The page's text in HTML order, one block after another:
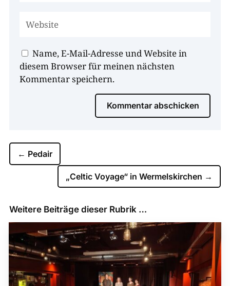
Name, E-Mail-Adresse und Website in
diesem Browser für meinen nächsten
Kommentar speichern.
Kommentar abschicken
← Pedair
„Celtic Voyage“ in Wermelskirchen →
Weitere Beiträge dieser Rubrik …